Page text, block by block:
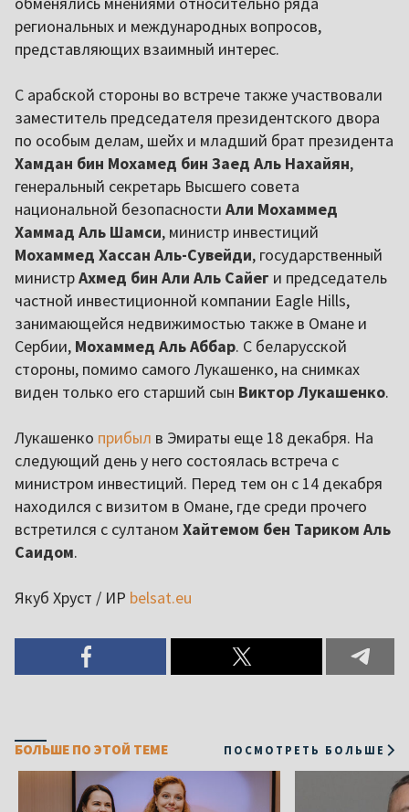
региональных и международных вопросов,
представляющих взаимный интерес.
С арабской стороны во встрече также участвовали
заместитель председателя президентского двора
по особым делам, шейх и младший брат президента
Хамдан бин Мохамед бин Заед Аль Нахайян,
генеральный секретарь Высшего совета
национальной безопасности Али Мохаммед
Хаммад Аль Шамси, министр инвестиций
Мохаммед Хассан Аль-Сувейди, государственный
министрАхмед бин Али Аль Сайег и председатель
частной инвестиционной компании Eagle Hills,
занимающейся недвижимостью также в Омане и
Сербии, Мохаммед Аль Аббар. С беларусской
стороны, помимо самого Лукашенко, на снимках
виден только его старший сын Виктор Лукашенко.
Лукашенко прибыл в Эмираты еще 18 декабря. На
следующий день у него состоялась встреча с
министром инвестиций. Перед тем он с 14 декабря
находился с визитом в Омане, где среди прочего
встретился с султаном Хайтемом бен Тариком Аль
Саидом.
Якуб Хруст / ИР belsat.eu
БОЛЬШЕ ПО ЭТОЙ ТЕМЕ ПОСМОТРЕТЬ БОЛЬШЕ